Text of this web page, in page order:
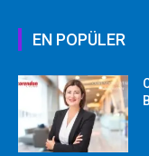
EN POPÜLER